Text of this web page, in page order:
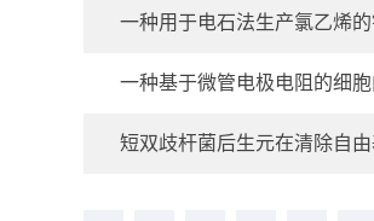
一种用于电石法生产氯乙烯
一种基于微管电极电阻的细
短双歧杆菌后生元在清除自